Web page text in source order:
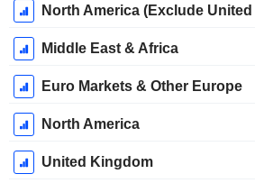
North America (Exclude United
Middle East & Africa
Euro Markets & Other Europe
North America
United Kingdom